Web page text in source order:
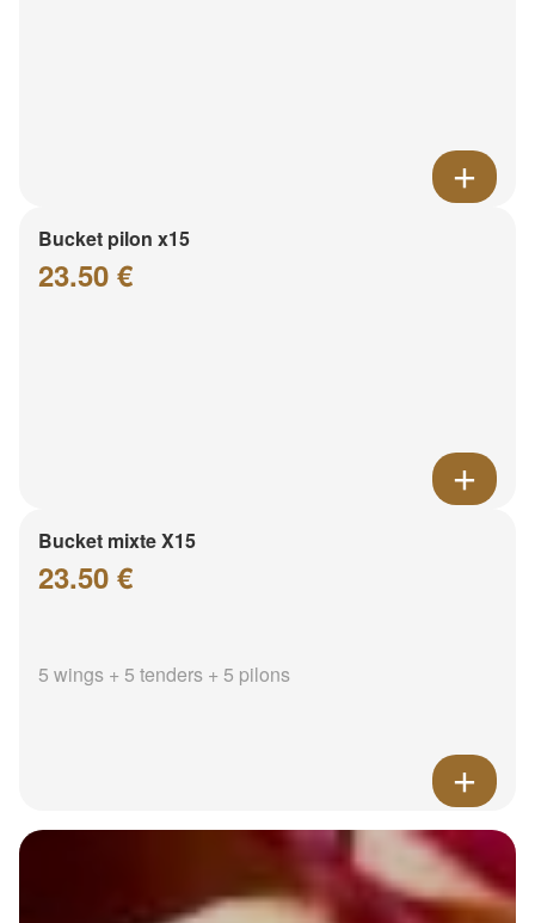
Bucket pilon x15
23.50 €
Bucket mixte X15
23.50 €
5 wings + 5 tenders + 5 pilons